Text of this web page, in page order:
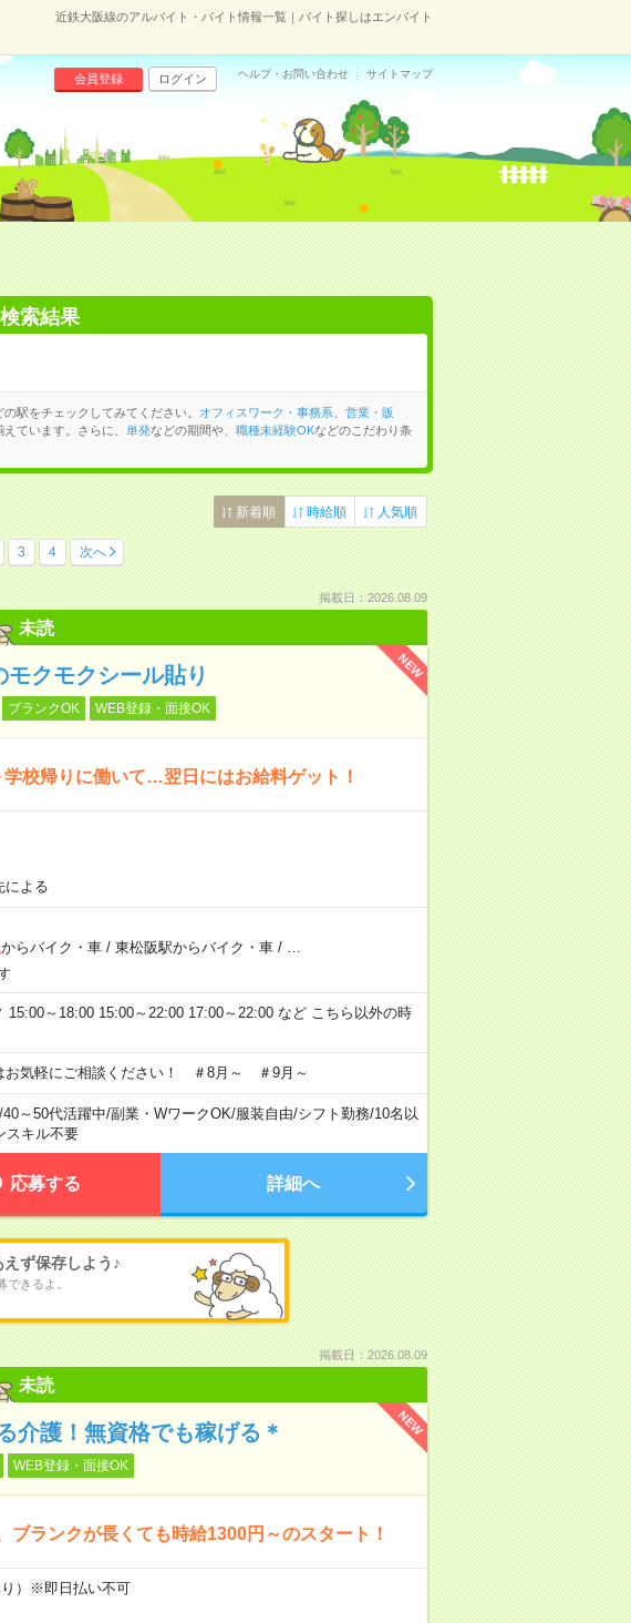
近鉄大阪線のアルバイト・バイト情報一覧｜バイト探しはエンバイト
会員登録 ログイン ヘルプ・お問い合わせ サイトマップ
検索結果
の駅をチェックしてみてください。 オフィスワーク・事務系
営業・販
ています。さらに、 単発などの期間や、 職種未経験OKなどのこだわり条
新着順 時給順 人気順
3 4 次へ
掲載日：2026.08.09
未読
NEW
モクモクシール貼り
ブランクOK WEB登録・面接OK
校帰りに働いて…翌日にはお給料ゲット！
よる
からバイク・車/ 東松阪駅からバイク・車/
～18:00 15:00～22:00 17:00～22:00 など こちら以外の時
気軽にご相談ください！ ＃8月～ ＃9月～
40～50代活躍中/副業・WワークOK/服装自由/シフト勤務/10名以
スキル不要
応募する 詳細へ
ず保存しよう♪
きるよ。
掲載日：2026.08.09
未読
NEW
介護！無資格でも稼げる＊
WEB登録・面接OK
ランクが長くても時給1300円～のスタート！
）※即日払い不可